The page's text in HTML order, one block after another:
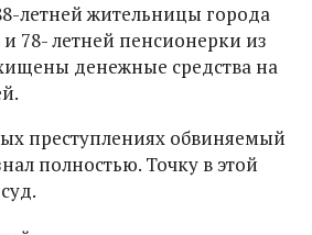
летней жительницы города
78- летней пенсионерки из
денежные средства на
преступлениях обвиняемый
полностью. Точку в этой